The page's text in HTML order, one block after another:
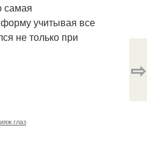
самая
учитывая все
не только при
глаз
⇨